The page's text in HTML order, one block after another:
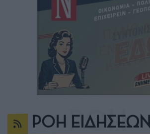
ΡΟΗ ΕΙΔΗΣΕΩΝ